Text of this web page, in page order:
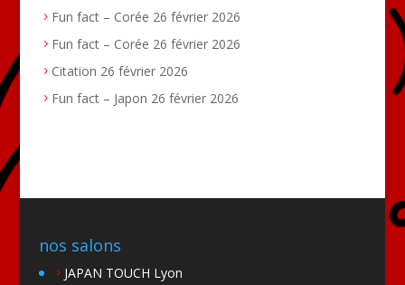
Fun fact – Corée 26 février 2026
Fun fact – Corée 26 février 2026
Citation 26 février 2026
Fun fact – Japon 26 février 2026
nos salons
JAPAN TOUCH Lyon